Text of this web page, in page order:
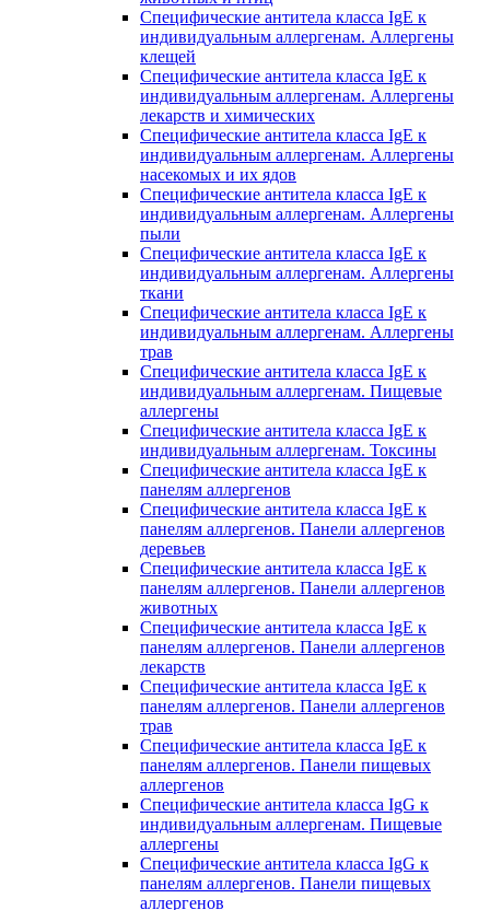
Специфические антитела класса IgE к
индивидуальным аллергенам. Аллергены
клещей
Специфические антитела класса IgE к
индивидуальным аллергенам. Аллергены
лекарств и химических
Специфические антитела класса IgE к
индивидуальным аллергенам. Аллергены
насекомых и их ядов
Специфические антитела класса IgE к
индивидуальным аллергенам. Аллергены
пыли
Специфические антитела класса IgE к
индивидуальным аллергенам. Аллергены
ткани
Специфические антитела класса IgE к
индивидуальным аллергенам. Аллергены
трав
Специфические антитела класса IgE к
индивидуальным аллергенам. Пищевые
аллергены
Специфические антитела класса IgE к
индивидуальным аллергенам. Токсины
Специфические антитела класса IgE к
панелям аллергенов
Специфические антитела класса IgE к
панелям аллергенов. Панели аллергенов
деревьев
Специфические антитела класса IgE к
панелям аллергенов. Панели аллергенов
животных
Специфические антитела класса IgE к
панелям аллергенов. Панели аллергенов
лекарств
Специфические антитела класса IgE к
панелям аллергенов. Панели аллергенов
трав
Специфические антитела класса IgE к
панелям аллергенов. Панели пищевых
аллергенов
Специфические антитела класса IgG к
индивидуальным аллергенам. Пищевые
аллергены
Специфические антитела класса IgG к
панелям аллергенов. Панели пищевых
аллергенов